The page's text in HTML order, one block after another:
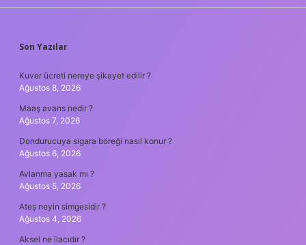
SIDEBAR
Son Yazılar
Kuver ücreti nereye şikayet edilir ?
Ağustos 8, 2026
Maaş avans nedir ?
Ağustos 7, 2026
Dondurucuya sigara böreği nasıl konur ?
Ağustos 6, 2026
Avlanma yasak mı ?
Ağustos 5, 2026
Ateş neyin simgesidir ?
Ağustos 4, 2026
Aksel ne ilacıdır ?